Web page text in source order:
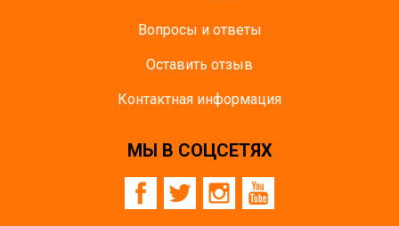
Вопросы и ответы
Оставить отзыв
Контактная информация
МЫ В СОЦСЕТЯХ